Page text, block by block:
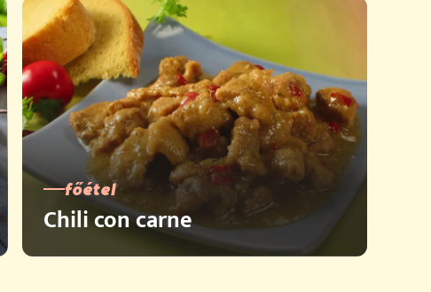
főétel
Chili con carne